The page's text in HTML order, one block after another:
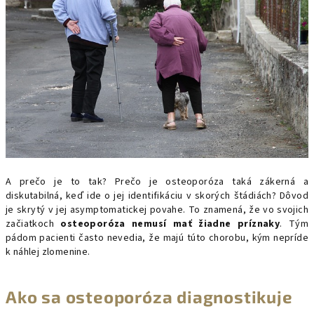
A prečo je to tak? Prečo je osteoporóza taká zákerná a
diskutabilná, keď ide o jej identifikáciu v skorých štádiách? Dôvod
je skrytý v jej asymptomatickej povahe. To znamená, že vo svojich
začiatkoch osteoporóza nemusí mať žiadne príznaky. Tým
pádom pacienti často nevedia, že majú túto chorobu, kým nepríde
k náhlej zlomenine.
Ako sa osteoporóza diagnostikuje